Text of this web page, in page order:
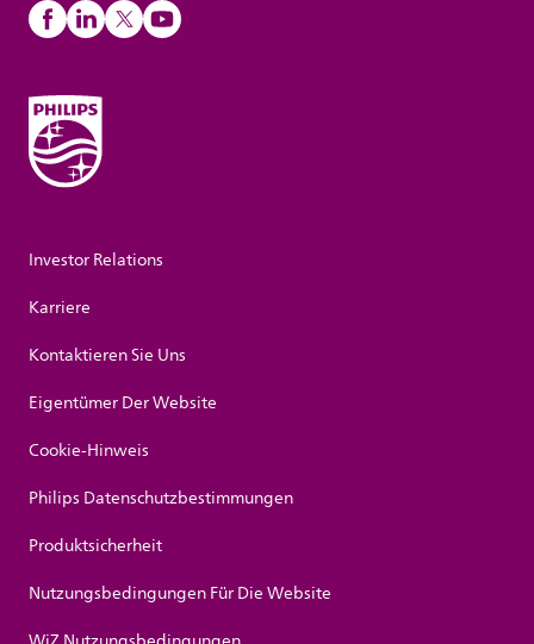
Investor Relations
Karriere
Kontaktieren Sie Uns
Eigentümer Der Website
Cookie-Hinweis
Philips Datenschutzbestimmungen
Produktsicherheit
Nutzungsbedingungen Für Die Website